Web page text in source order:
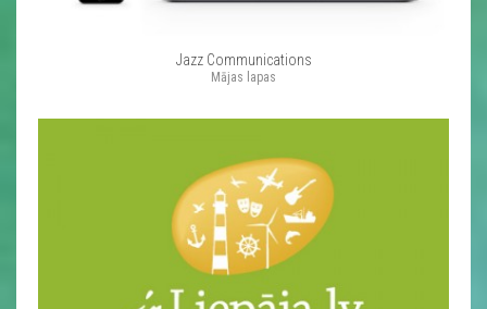
Jazz Communications
Mājas lapas